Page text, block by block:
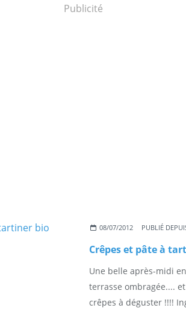
Publicité
08/07/2012 PUBLIÉ
Crêpes et pâte à
Une belle après-midi
terrasse ombragée....
crêpes à déguster !!!!